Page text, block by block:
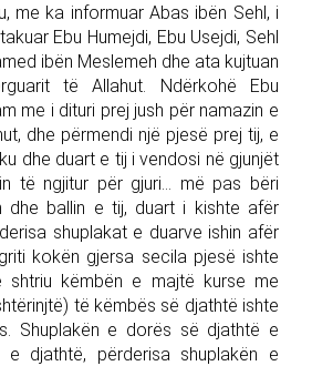
me ka informuar Abas ibën Sehl, i
Ebu Humejdi, Ebu Usejdi, Sehl
ibën Meslemeh dhe ata kujtuan
të Allahut. Ndërkohë Ebu
me i dituri prej jush për namazin e
dhe përmendi një pjesë prej tij, e
dhe duart e tij i vendosi në gjunjët
të ngjitur për gjuri... më pas bëri
dhe ballin e tij, duart i kishte afër
shuplakat e duarve ishin afër
kokën gjersa secila pjesë ishte
këmbën e majtë kurse me
të këmbës së djathtë ishte
Shuplakën e dorës së djathtë e
e djathtë, përderisa shuplakën e